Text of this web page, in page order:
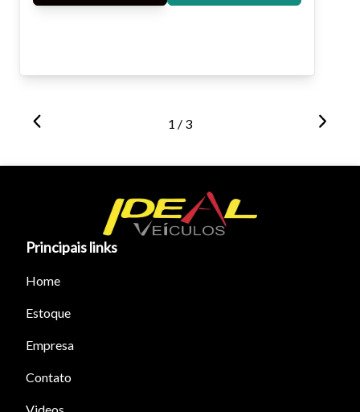
1 / 3
Principais links
Home
Estoque
Empresa
Contato